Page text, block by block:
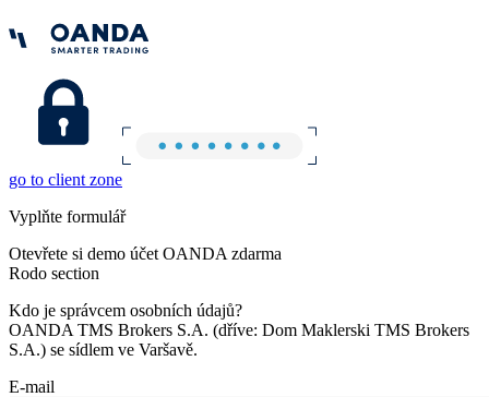
go to client zone
Vyplňte formulář
Otevřete si demo účet OANDA zdarma
Rodo section
Kdo je správcem osobních údajů?
OANDA TMS Brokers S.A. (dříve: Dom Maklerski TMS Brokers
S.A.) se sídlem ve Varšavě.
E-mail